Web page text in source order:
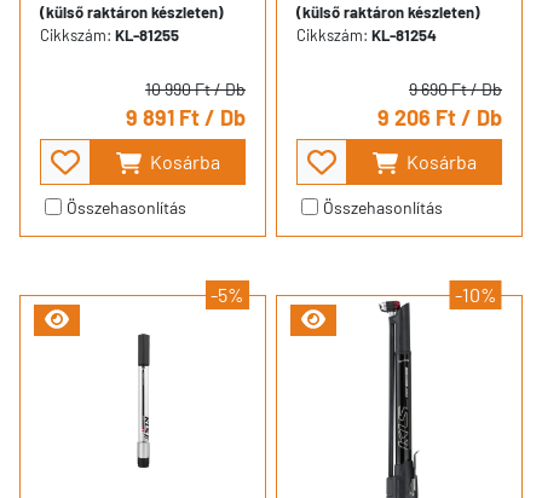
(külső raktáron készleten)
Cikkszám: KL-81255
10 990 Ft/ Db
9 891 Ft/ Db
Kosárba
Összehasonlítás
(külső raktáron készleten)
Cikkszám: KL-81254
9 690 Ft/ Db
9 206 Ft/ Db
Kosárba
Összehasonlítás
-5% -10%